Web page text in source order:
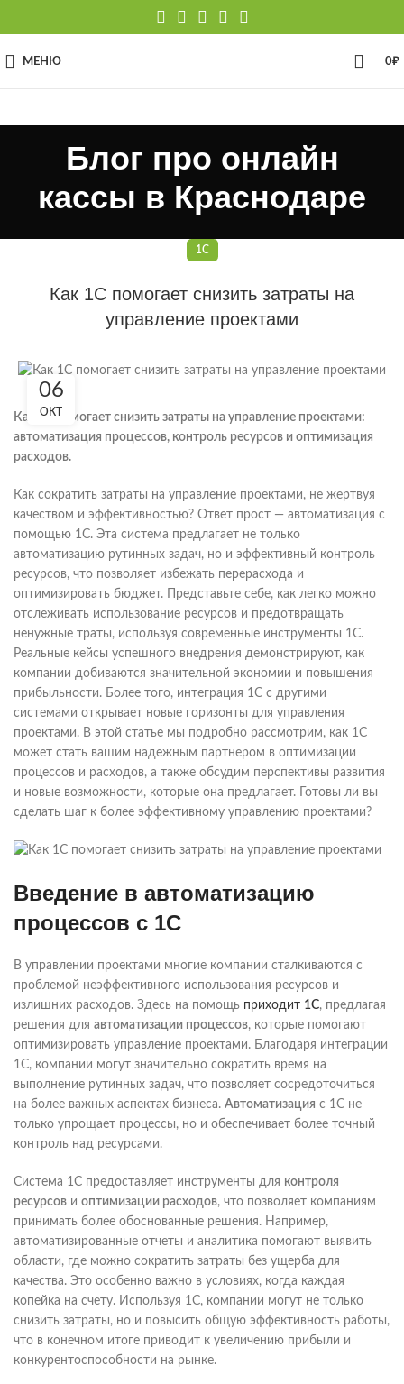
МЕНЮ 0₽
Блог про онлайн
кассы в Краснодаре
1С
Как 1С помогает снизить затраты на
управление проектами
06
ОКТ
Как 1С помогает снизить затраты на управление проектами:
автоматизация процессов, контроль ресурсов и оптимизация
расходов.
Как сократить затраты на управление проектами, не жертвуя
качеством и эффективностью? Ответ прост — автоматизация с
помощью 1С. Эта система предлагает не только
автоматизацию рутинных задач, но и эффективный контроль
ресурсов, что позволяет избежать перерасхода и
оптимизировать бюджет. Представьте себе, как легко можно
отслеживать использование ресурсов и предотвращать
ненужные траты, используя современные инструменты 1С.
Реальные кейсы успешного внедрения демонстрируют, как
компании добиваются значительной экономии и повышения
прибыльности. Более того, интеграция 1С с другими
системами открывает новые горизонты для управления
проектами. В этой статье мы подробно рассмотрим, как 1С
может стать вашим надежным партнером в оптимизации
процессов и расходов, а также обсудим перспективы развития
и новые возможности, которые она предлагает. Готовы ли вы
сделать шаг к более эффективному управлению проектами?
Введение в автоматизацию
процессов с 1С
В управлении проектами многие компании сталкиваются с
проблемой неэффективного использования ресурсов и
излишних расходов. Здесь на помощь приходит 1С, предлагая
решения для автоматизации процессов, которые помогают
оптимизировать управление проектами. Благодаря интеграции
1С, компании могут значительно сократить время на
выполнение рутинных задач, что позволяет сосредоточиться
на более важных аспектах бизнеса. Автоматизация с 1С не
только упрощает процессы, но и обеспечивает более точный
контроль над ресурсами.
Система 1С предоставляет инструменты для контроля
ресурсов и оптимизации расходов, что позволяет компаниям
принимать более обоснованные решения. Например,
автоматизированные отчеты и аналитика помогают выявить
области, где можно сократить затраты без ущерба для
качества. Это особенно важно в условиях, когда каждая
копейка на счету. Используя 1С, компании могут не только
снизить затраты, но и повысить общую эффективность работы,
что в конечном итоге приводит к увеличению прибыли и
конкурентоспособности на рынке.